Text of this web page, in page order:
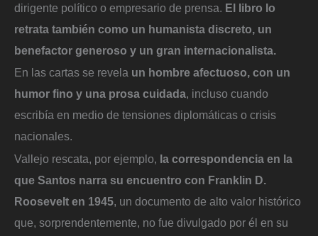
dirigente político o empresario de prensa. El libro lo
retrata también como un humanista discreto, un
benefactor generoso y un gran internacionalista.
En las cartas se revela un hombre afectuoso, con un
humor fino y una prosa cuidada, incluso cuando
escribía en medio de tensiones diplomáticas o crisis
nacionales.
Vallejo rescata, por ejemplo, la correspondencia en la
que Santos narra su encuentro con Franklin D.
Roosevelt en 1945, un documento de alto valor histórico
que, sorprendentemente, no fue divulgado por él en su